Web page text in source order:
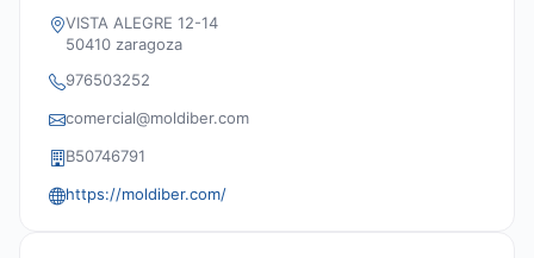
VISTA ALEGRE 12-14
50410 zaragoza
976503252
comercial@moldiber.com
B50746791
https://moldiber.com/